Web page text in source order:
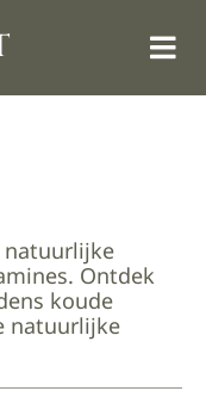
natuurlijke
Ontdek
koude
natuurlijke